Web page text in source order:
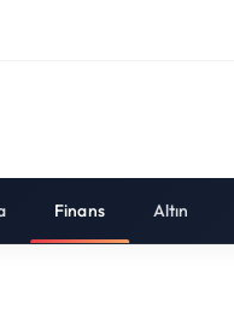
Finans Altın